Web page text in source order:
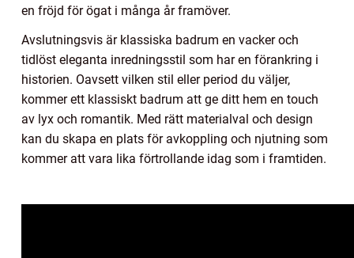
en fröjd för ögat i många år framöver.
Avslutningsvis är klassiska badrum en vacker och
tidlöst eleganta inredningsstil som har en förankring i
historien. Oavsett vilken stil eller period du väljer,
kommer ett klassiskt badrum att ge ditt hem en touch
av lyx och romantik. Med rätt materialval och design
kan du skapa en plats för avkoppling och njutning som
kommer att vara lika förtrollande idag som i framtiden.